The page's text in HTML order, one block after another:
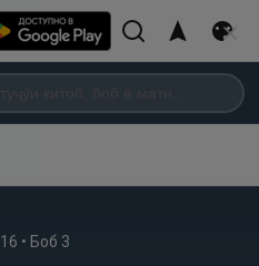
16 • Боб 3